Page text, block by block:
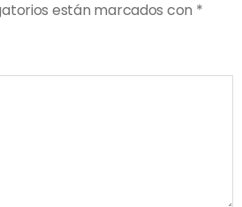
están marcados con *